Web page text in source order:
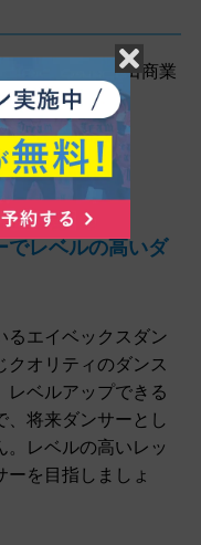
目8番17号 山田商業
）
でレベルの高いダ
るエイベックスダン
クオリティのダンス
レベルアップできる
、将来ダンサーとし
。レベルの高いレッ
ーを目指しましょ